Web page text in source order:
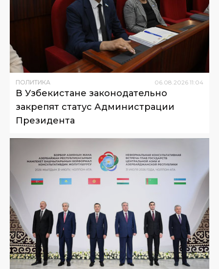
ПОЛИТИКА 06.08.2026 11:04
В Узбекистане законодательно
закрепят статус Администрации
Президента